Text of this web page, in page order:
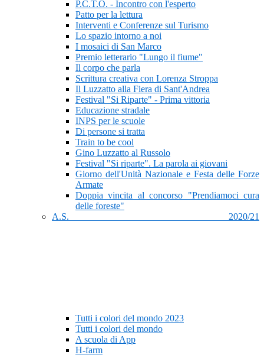
P.C.T.O. - Incontro con l'esperto
Patto per la lettura
Interventi e Conferenze sul Turismo
Lo spazio intorno a noi
I mosaici di San Marco
Premio letterario "Lungo il fiume"
Il corpo che parla
Scrittura creativa con Lorenza Stroppa
Il Luzzatto alla Fiera di Sant'Andrea
Festival "Si Riparte" - Prima vittoria
Educazione stradale
INPS per le scuole
Di persone si tratta
Train to be cool
Gino Luzzatto al Russolo
Festival "Si riparte". La parola ai giovani
Giorno dell'Unità Nazionale e Festa delle Forze
Armate
Doppia vincita al concorso "Prendiamoci cura
delle foreste"
A.S. 2020/21
Tutti i colori del mondo 2023
Tutti i colori del mondo
A scuola di App
H-farm